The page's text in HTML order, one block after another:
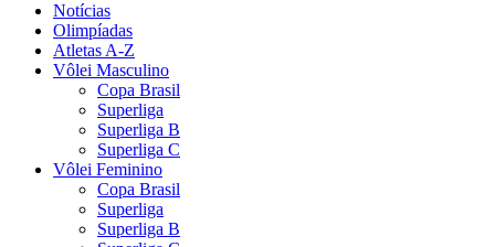
Notícias
Olimpíadas
Atletas A-Z
Vôlei Masculino
Copa Brasil
Superliga
Superliga B
Superliga C
Vôlei Feminino
Copa Brasil
Superliga
Superliga B